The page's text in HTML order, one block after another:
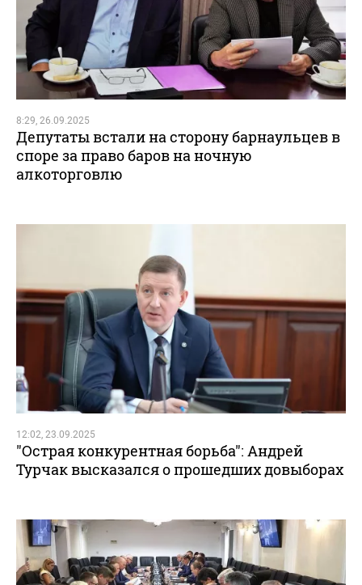
8:29, 26.09.2025
Депутаты встали на сторону барнаульцев в
споре за право баров на ночную
алкоторговлю
12:02, 23.09.2025
"Острая конкурентная борьба": Андрей
Турчак высказался о прошедших довыборах